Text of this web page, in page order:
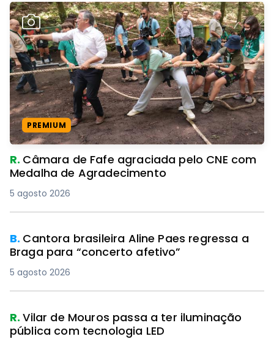
PREMIUM
R. Câmara de Fafe agraciada pelo CNE com
Medalha de Agradecimento
5 agosto 2026
B. Cantora brasileira Aline Paes regressa a
Braga para “concerto afetivo”
5 agosto 2026
R.Vilar de Mouros passa a ter iluminação
pública com tecnologia LED